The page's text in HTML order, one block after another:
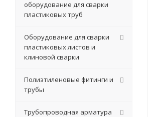
оборудование для сварки
пластиковых труб
Оборудование для сварки
пластиковых листов и
клиновой сварки
Полиэтиленовые фитинги и
трубы
Трубопроводная арматура